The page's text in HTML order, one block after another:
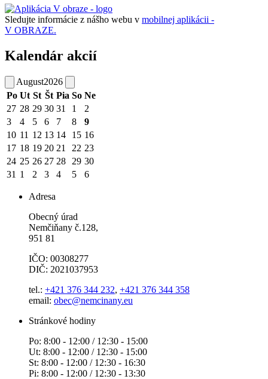
Sledujte informácie z nášho webu v mobilnej aplikácii -
V OBRAZE.
Kalendár akcií
August2026
Po Ut St Št Pia So Ne
27 28 29 30 31 1
2
3
4 5 6 7 8
9
10 11 12 13 14 15 16
17 18 19 20 21 22 23
24 25 26 27 28 29 30
31 1 2 3 4 5 6
Adresa
Obecný úrad
Nemčiňany č.128,
951 81
IČO: 00308277
DIČ: 2021037953
tel.: +421 376 344 232, +421 376 344 358
email: obec@nemcinany.eu
Stránkové hodiny
Po: 8:00 - 12:00 / 12:30 - 15:00
Ut: 8:00 - 12:00 / 12:30 - 15:00
St: 8:00 - 12:00 / 12:30 - 16:30
Pi: 8:00 - 12:00 / 12:30 - 13:30